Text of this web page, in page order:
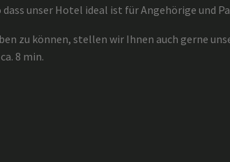
unser Hotel ideal ist für Angehörige und
zu können, stellen wir Ihnen auch gerne
8 min.